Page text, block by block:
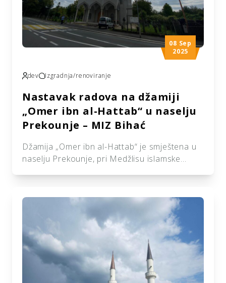
08 Sep
2025
dev Izgradnja/renoviranje
Nastavak radova na džamiji
„Omer ibn al-Hattab“ u naselju
Prekounje – MIZ Bihać
Džamija „Omer ibn al-Hattab“ je smještena u
naselju Prekounje, pri Medžlisu islamske
grada. Džamija, kao centralno mjesto za
obavljanje vjerskog života, također ima
značajnu ulogu u odgoju i obrazovanju
omladine kroz mektebski sadržaj i pouku.
Posebno je prepoznatljiva po tradicionalnom
stilu gradnje, […]